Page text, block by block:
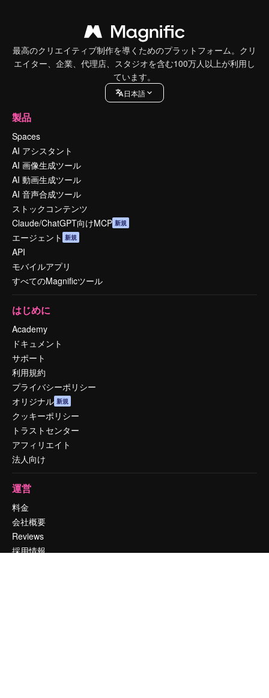
最高のクリエイティブ制作を導くためのプラットフォーム。クリ
エイター、企業、代理店、スタジオを含む100万人以上が利用し
ています。
日本語
製品
Spaces
AI アシスタント
AI 画像生成ツール
AI 動画生成ツール
AI 音声合成ツール
ストックコンテンツ
Claude/ChatGPT向けMCP 新規
エージェント 新規
API
モバイルアプリ
すべてのMagnificツール
はじめに
Academy
ドキュメント
サポート
利用規約
プライバシーポリシー
オリジナル 新規
クッキーポリシー
トラストセンター
アフィリエイト
法人向け
運営
料金
会社概要
Reviews
採用情報